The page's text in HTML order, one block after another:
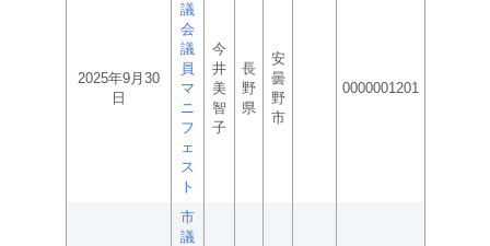
2025年9月30
日
議
会
議
員
マ
ニ
フ
ェ
ス
ト
今
井
美
智
子
長
野
県
安
曇
野
市
0000001201
市
議